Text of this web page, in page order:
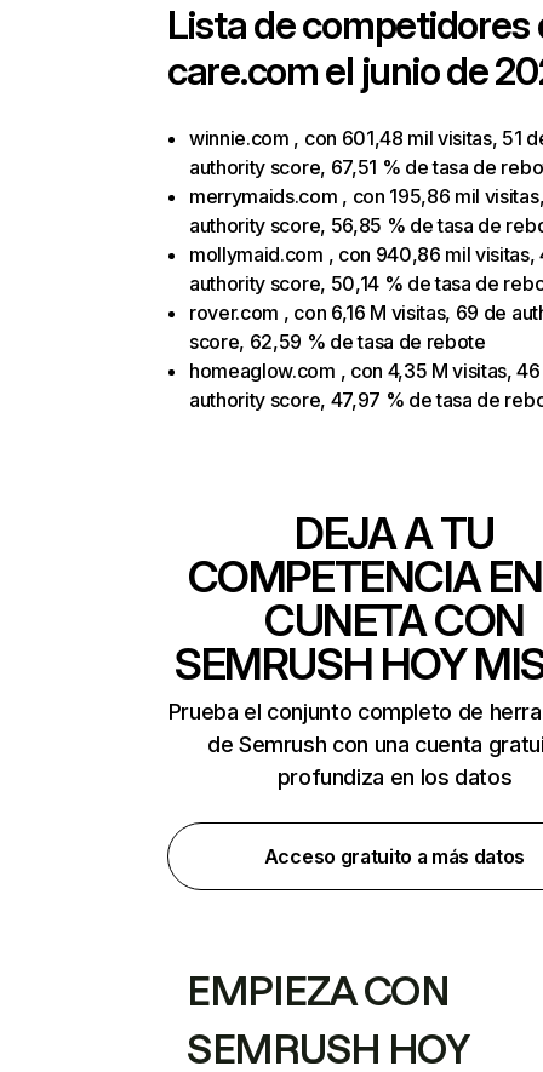
Lista de competidores
care.comel junio de
winnie.com , con 601,48 mil visitas, 51
authority score, 67,51 % de tasa de
merrymaids.com , con 195,86 mil
authority score, 56,85 % de tasa de
mollymaid.com , con 940,86 mil visitas,
authority score, 50,14 % de tasa de
rover.com , con 6,16 M visitas, 69 de
score, 62,59 % de tasa de rebote
homeaglow.com , con 4,35 M visitas,
authority score, 47,97 % de tasa de
DEJA A TU
COMPETENCIA
CUNETA CON
SEMRUSH HOY
Prueba el conjunto completo de
de Semrush con una cuenta
profundiza en los datos
Acceso gratuito a más datos
EMPIEZA CON
SEMRUSH HOY